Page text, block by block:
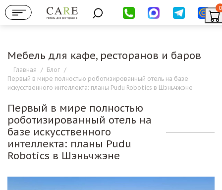
Мебель для ресторанов
0
Мебель для кафе, ресторанов и баров
Главная / Блог /
Первый в мире полностью роботизированный отель на базе
искусственного интеллекта: планы Pudu Robotics в Шэньчжэне
Первый в мире полностью
роботизированный отель на
базе искусственного
интеллекта: планы Pudu
Robotics в Шэньчжэне